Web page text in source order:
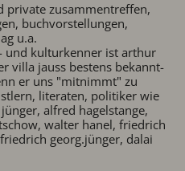
private zusammentreffen,
buchvorstellungen,
u.a.
und kulturkenner ist arthur
villa jauss bestens bekannt-
er uns "mitnimmt" zu
literaten, politiker wie
alfred hagelstange,
walter hanel, friedrich
georg.jünger, dalai